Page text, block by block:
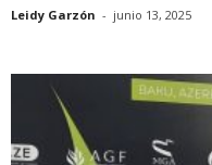
Leidy Garzón - junio 13, 2025